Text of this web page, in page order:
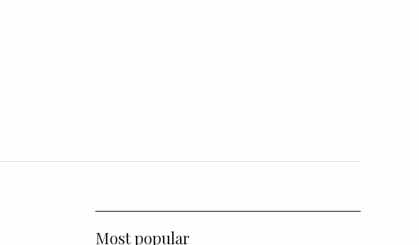
Most popular